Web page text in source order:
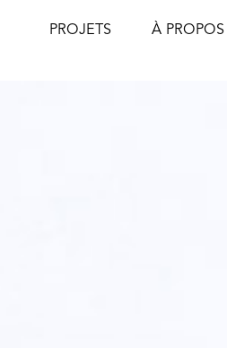
PROJETS À PROPOS